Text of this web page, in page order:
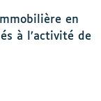
en
à l’activité de